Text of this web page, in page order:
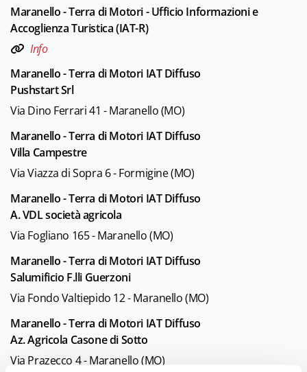
Maranello - Terra di Motori - Ufficio Informazioni e
Accoglienza Turistica (IAT-R)
Info
Maranello - Terra di Motori IAT Diffuso
Pushstart Srl
Via Dino Ferrari 41 - Maranello (MO)
Maranello - Terra di Motori IAT Diffuso
Villa Campestre
Via Viazza di Sopra 6 - Formigine (MO)
Maranello - Terra di Motori IAT Diffuso
A. VDL società agricola
Via Fogliano 165 - Maranello (MO)
Maranello - Terra di Motori IAT Diffuso
Salumificio F.lli Guerzoni
Via Fondo Valtiepido 12 - Maranello (MO)
Maranello - Terra di Motori IAT Diffuso
Az. Agricola Casone di Sotto
Via Prazecco 4 - Maranello (MO)